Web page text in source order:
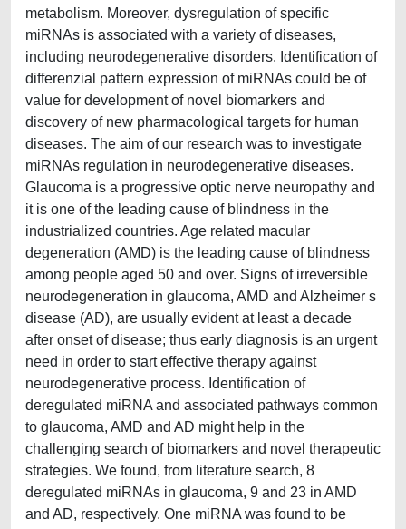
metabolism. Moreover, dysregulation of specific
miRNAs is associated with a variety of diseases,
including neurodegenerative disorders. Identification of
differenzial pattern expression of miRNAs could be of
value for development of novel biomarkers and
discovery of new pharmacological targets for human
diseases. The aim of our research was to investigate
miRNAs regulation in neurodegenerative diseases.
Glaucoma is a progressive optic nerve neuropathy and
it is one of the leading cause of blindness in the
industrialized countries. Age related macular
degeneration (AMD) is the leading cause of blindness
among people aged 50 and over. Signs of irreversible
neurodegeneration in glaucoma, AMD and Alzheimer s
disease (AD), are usually evident at least a decade
after onset of disease; thus early diagnosis is an urgent
need in order to start effective therapy against
neurodegenerative process. Identification of
deregulated miRNA and associated pathways common
to glaucoma, AMD and AD might help in the
challenging search of biomarkers and novel therapeutic
strategies. We found, from literature search, 8
deregulated miRNAs in glaucoma, 9 and 23 in AMD
and AD, respectively. One miRNA was found to be